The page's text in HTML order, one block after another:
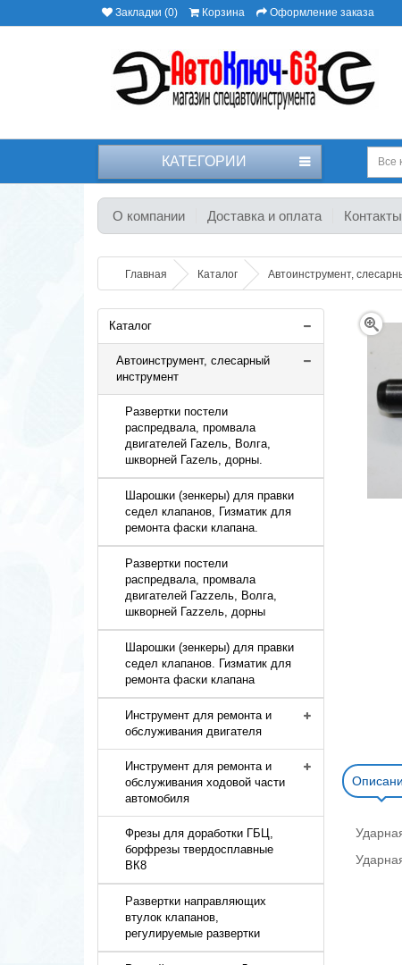
Закладки (0) Корзина Оформление заказа
КАТЕГОРИИ Все
О компании Доставка и оплата Контакты
Главная Каталог Автоинструмент,
Каталог
Автоинструмент, слесарный
инструмент
Развертки постели
распредвала, промвала
двигателей Гаzель, Волга,
шкворней Гаzель, дорны.
Шарошки (зенкеры) для правки
седел клапанов, Гизматик для
ремонта фаски клапана.
Развертки постели
распредвала, промвала
двигателей Гаzzель, Волга,
шкворней Гаzzель, дорны
Шарошки (зенкеры) для правки
седел клапанов. Гизматик для
ремонта фаски клапана
Инструмент для ремонта и
обслуживания двигателя
Инструмент для ремонта и
обслуживания ходовой части
автомобиля
Фрезы для доработки ГБЦ,
борфрезы твердосплавные
ВК8
Развертки направляющих
втулок клапанов,
регулируемые развертки